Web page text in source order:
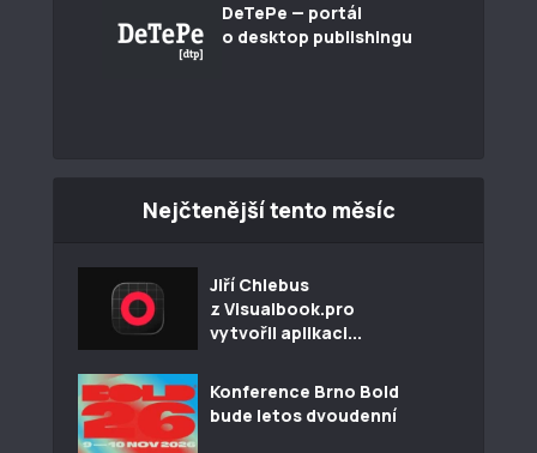
DeTePe — portál
o desktop publishingu
Nejčtenější tento měsíc
Jiří Chlebus
z Visualbook.pro
vytvořil aplikaci...
Konference Brno Bold
bude letos dvoudenní